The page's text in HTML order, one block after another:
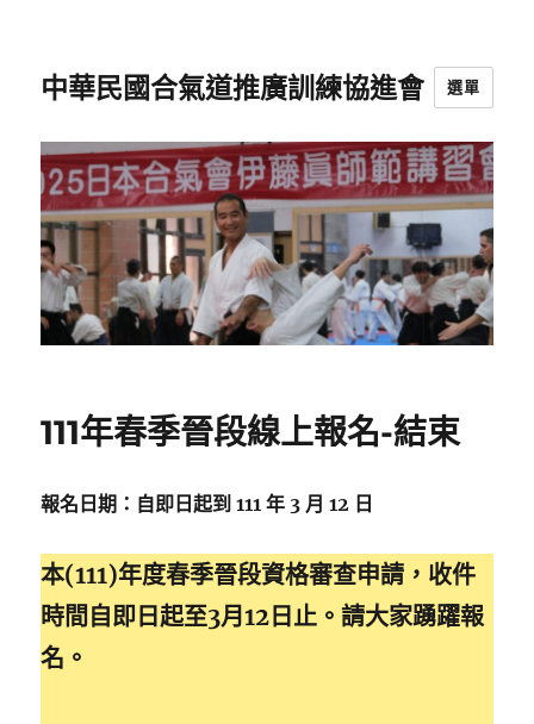
中華民國合氣道推廣訓練協進會 選單
111年春季晉段線上報名-結束
報名日期：自即日起到 111 年 3 月 12 日
本(111)年度春季晉段資格審查申請，收件
時間自即日起至3月12日止。請大家踴躍報
名。